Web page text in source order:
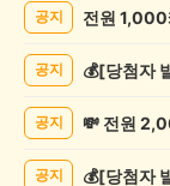
공지 전원 1,000
공지
공지
공지